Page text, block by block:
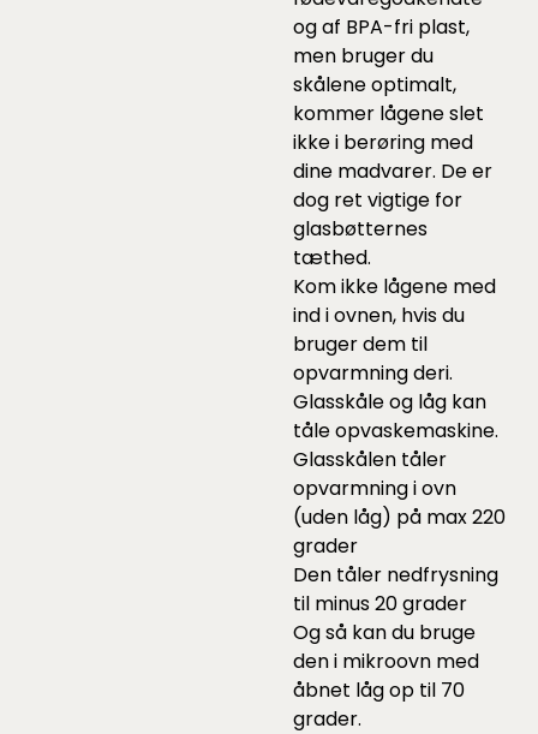
og af BPA-fri plast,
men bruger du
skålene optimalt,
kommer lågene slet
ikke i berøring med
dine madvarer. De er
dog ret vigtige for
glasbøtternes
tæthed.
Kom ikke lågene med
ind i ovnen, hvis du
bruger dem til
opvarmning deri.
Glasskåle og låg kan
tåle opvaskemaskine.
Glasskålen tåler
opvarmning i ovn
(uden låg) på max 220
grader
Den tåler nedfrysning
til minus 20 grader
Og så kan du bruge
den i mikroovn med
åbnet låg op til 70
grader.